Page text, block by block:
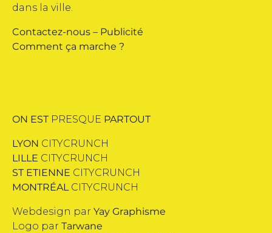
dans la ville.
Contactez-nous – Publicité
Comment ça marche ?
ON EST PRESQUE PARTOUT
LYON CITYCRUNCH
LILLE CITYCRUNCH
ST ETIENNE CITYCRUNCH
MONTRÉALCITYCRUNCH
Webdesign par Yay Graphisme
Logo par Tarwane